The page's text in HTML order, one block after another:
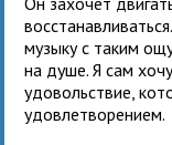
музыку с таким
на душе. Я сам
удовольствие,
удовлетворением.